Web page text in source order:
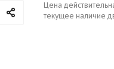
Цена
текущее наличие